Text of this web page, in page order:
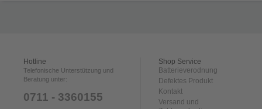
Hotline
Telefonische Unterstützung und
Beratung unter:
0711 - 3360155
Shop Service
Batterieverodnung
Defektes Produkt
Kontakt
Versand und